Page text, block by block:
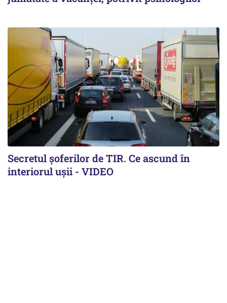
Secretul șoferilor de TIR. Ce ascund în
interiorul ușii - VIDEO